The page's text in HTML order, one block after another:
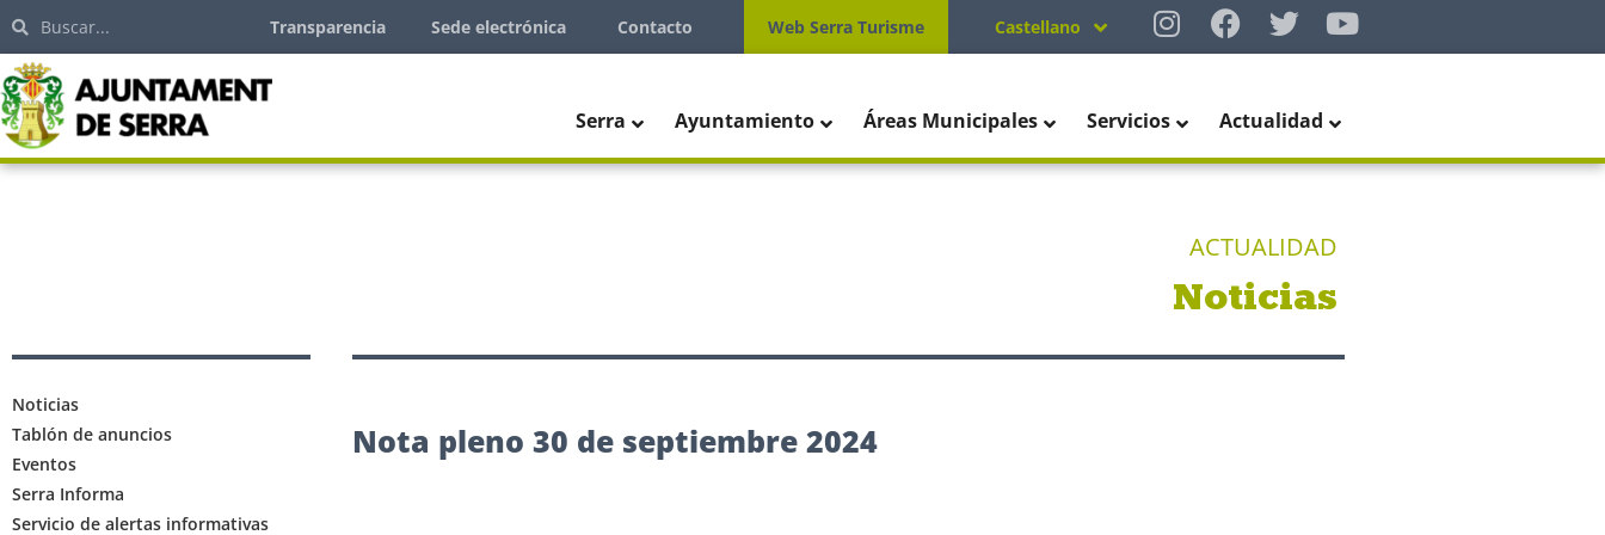
Transparencia Sede electrónica Contacto Web Serra Turisme Castellano
Serra Ayuntamiento Áreas Municipales Servicios Actualidad
ACTUALIDAD
Noticias
Noticias
Tablón de anuncios
Eventos
Serra Informa
Servicio de alertas informativas
Nota pleno 30 de septiembre 2024